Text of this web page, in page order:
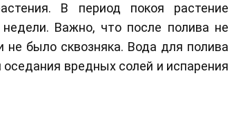
В период покоя растение
Важно, что после полива не
было сквозняка. Вода для полива
вредных солей и испарения